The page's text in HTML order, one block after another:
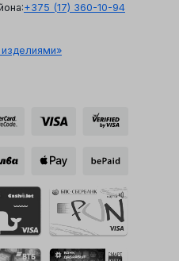
+375 (17) 360-10-94